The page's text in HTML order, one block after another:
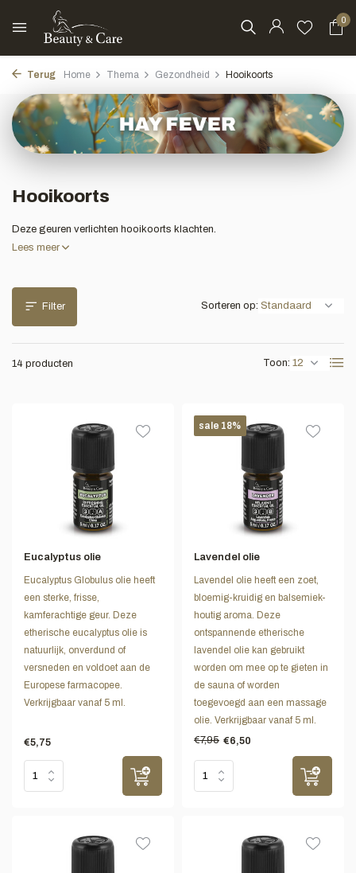
0
Terug Home Thema Gezondheid Hooikoorts
Hooikoorts
Deze geuren verlichten hooikoorts klachten.
Lees meer
Filter
14 producten Toon:
Sorteren op:
Eucalyptus olie
Eucalyptus Globulus olie heeft
een sterke, frisse,
kamferachtige geur. Deze
etherische eucalyptus olie is
natuurlijk, onverdund of
versneden en voldoet aan de
Europese farmacopee.
Verkrijgbaar vanaf 5 ml.
€5,75
sale 18%
Lavendel olie
Lavendel olie heeft een zoet,
bloemig-kruidig en balsemiek-
houtig aroma. Deze
ontspannende etherische
lavendel olie kan gebruikt
worden om mee op te gieten in
de sauna of worden
toegevoegd aan een massage
olie. Verkrijgbaar vanaf 5 ml.
€7,95 €6,50